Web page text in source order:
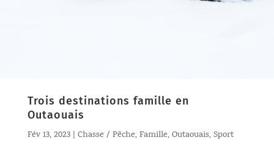
Trois destinations famille en
Outaouais
Fév 13, 2023| Chasse / Pêche,Famille,Outaouais,Sport